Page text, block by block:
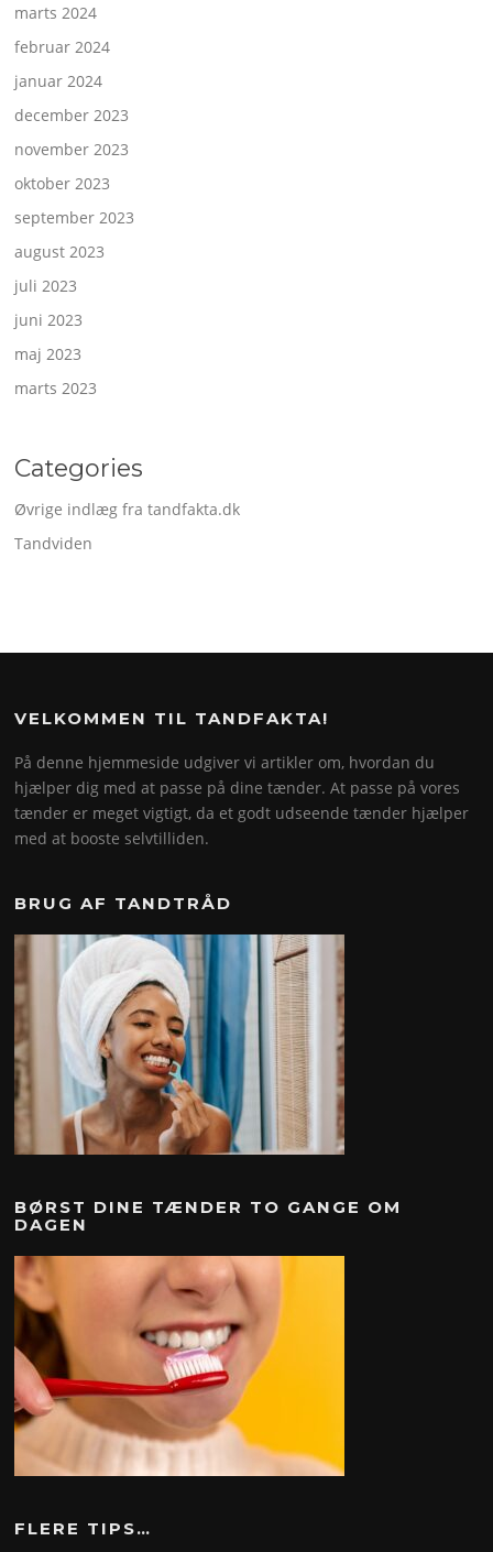
marts 2024
februar 2024
januar 2024
december 2023
november 2023
oktober 2023
september 2023
august 2023
juli 2023
juni 2023
maj 2023
marts 2023
Categories
Øvrige indlæg fra tandfakta.dk
Tandviden
VELKOMMEN TIL TANDFAKTA!
På denne hjemmeside udgiver vi artikler om, hvordan du
hjælper dig med at passe på dine tænder. At passe på vores
tænder er meget vigtigt, da et godt udseende tænder hjælper
med at booste selvtilliden.
BRUG AF TANDTRÅD
BØRST DINE TÆNDER TO GANGE OM
DAGEN
FLERE TIPS…